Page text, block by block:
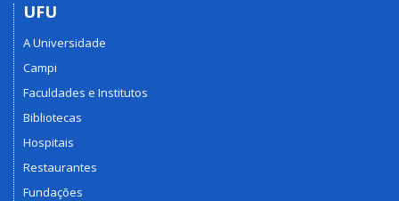
UFU
A Universidade
Campi
Faculdades e Institutos
Bibliotecas
Hospitais
Restaurantes
Fundações